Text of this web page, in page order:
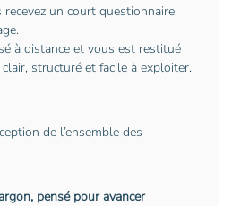
un court questionnaire
à distance et vous est restitué
structuré et facile à exploiter.
de l’ensemble des
pensé pour avancer